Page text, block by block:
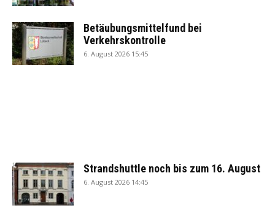
Betäubungsmittelfund bei
Verkehrskontrolle
6. August 2026 15:45
Strandshuttle noch bis zum 16. August
6. August 2026 14:45